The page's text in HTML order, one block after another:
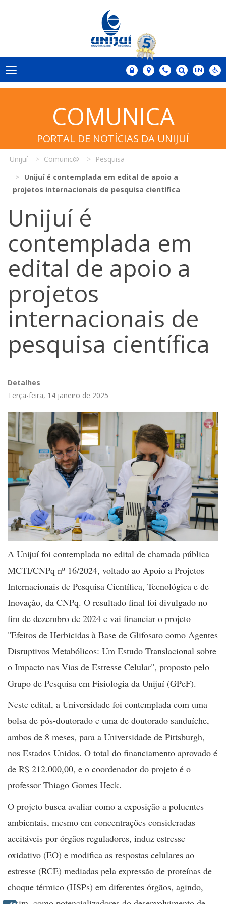
COMUNICA
PORTAL DE NOTÍCIAS DA UNIJUÍ
Unijuí Comunic@
Pesquisa
Unijuí é contemplada em edital de apoio a
projetos internacionais de pesquisa científica
Unijuí é
contemplada em
edital de apoio a
projetos
internacionais de
pesquisa científica
Detalhes
Terça-feira, 14 janeiro de 2025
A Unijuí foi contemplada no edital de chamada pública
MCTI/CNPq nº 16/2024, voltado ao Apoio a Projetos
Internacionais de Pesquisa Científica, Tecnológica e de
Inovação, da CNPq. O resultado final foi divulgado no
fim de dezembro de 2024 e vai financiar o projeto
"Efeitos de Herbicidas à Base de Glifosato como Agentes
Disruptivos Metabólicos: Um Estudo Translacional sobre
o Impacto nas Vias de Estresse Celular", proposto pelo
Grupo de Pesquisa em Fisiologia da Unijuí (GPeF).
Neste edital, a Universidade foi contemplada com uma
bolsa de pós-doutorado e uma de doutorado sanduíche,
ambos de 8 meses, para a Universidade de Pittsburgh,
nos Estados Unidos. O total do financiamento aprovado é
de R$ 212.000,00, e o coordenador do projeto é o
professor Thiago Gomes Heck.
O projeto busca avaliar como a exposição a poluentes
ambientais, mesmo em concentrações consideradas
aceitáveis por órgãos reguladores, induz estresse
oxidativo (EO) e modifica as respostas celulares ao
estresse (RCE) mediadas pela expressão de proteínas de
choque térmico (HSPs) em diferentes órgãos, agindo,